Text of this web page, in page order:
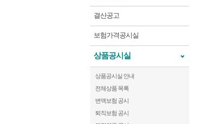
결산공고
보험가격공시실
상품공시실
상품공시실 안내
전체상품 목록
변액보험 공시
퇴직보험 공시